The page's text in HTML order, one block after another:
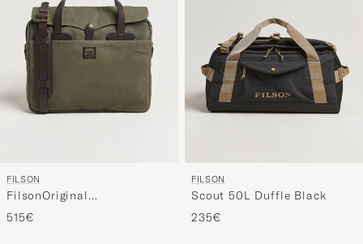
FILSON
FilsonOriginal
BriefcaseOtter Green
515€
FILSON
Scout 50L Duffle Black
235€